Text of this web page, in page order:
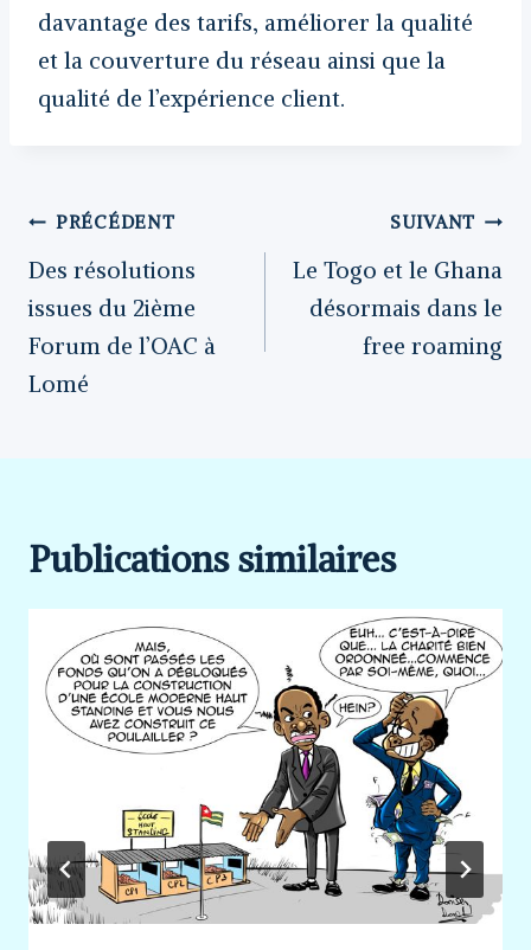
davantage des tarifs, améliorer la qualité
et la couverture du réseau ainsi que la
qualité de l’expérience client.
Navigation
de
PRÉCÉDENT
Des résolutions
issues du 2ième
Forum de l’OAC à
Lomé
SUIVANT
Le Togo et le Ghana
désormais dans le
free roaming
Publications similaires